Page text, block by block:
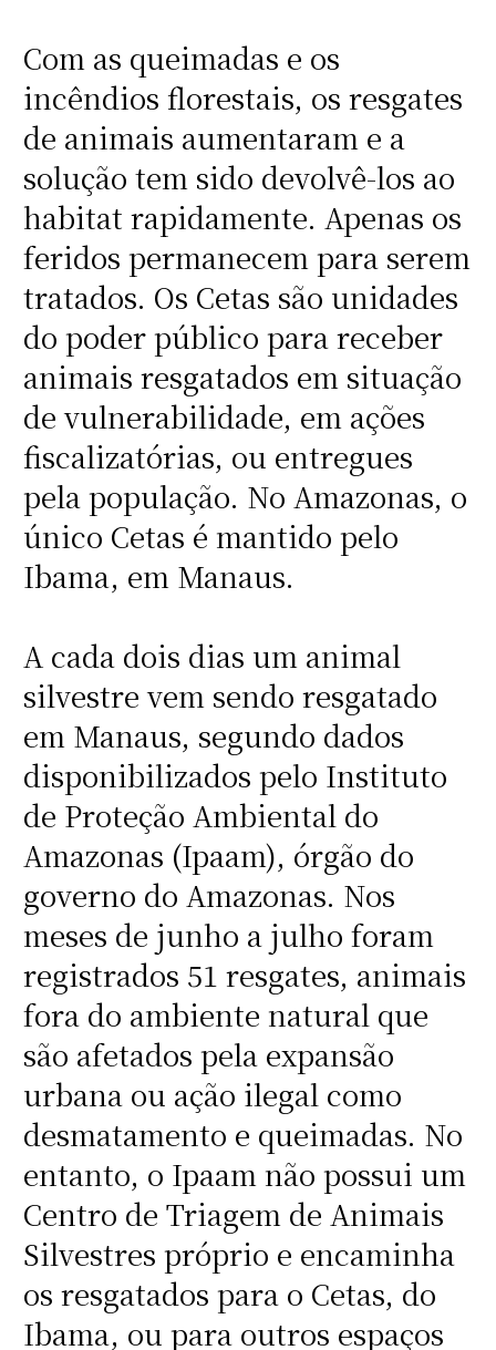
Com as queimadas e os
incêndios florestais, os resgates
de animais aumentaram e a
solução tem sido devolvê-los ao
habitat rapidamente. Apenas os
feridos permanecem para serem
tratados. Os Cetas são unidades
do poder público para receber
animais resgatados em situação
de vulnerabilidade, em ações
fiscalizatórias, ou entregues
pela população. No Amazonas, o
único Cetas é mantido pelo
Ibama, em Manaus.
A cada dois dias um animal
silvestre vem sendo resgatado
em Manaus, segundo dados
disponibilizados pelo Instituto
de Proteção Ambiental do
Amazonas (Ipaam), órgão do
governo do Amazonas. Nos
meses de junho a julho foram
registrados 51 resgates, animais
fora do ambiente natural que
são afetados pela expansão
urbana ou ação ilegal como
desmatamento e queimadas. No
entanto, o Ipaam não possui um
Centro de Triagem de Animais
Silvestres próprio e encaminha
os resgatados para o Cetas, do
Ibama, ou para outros espaços